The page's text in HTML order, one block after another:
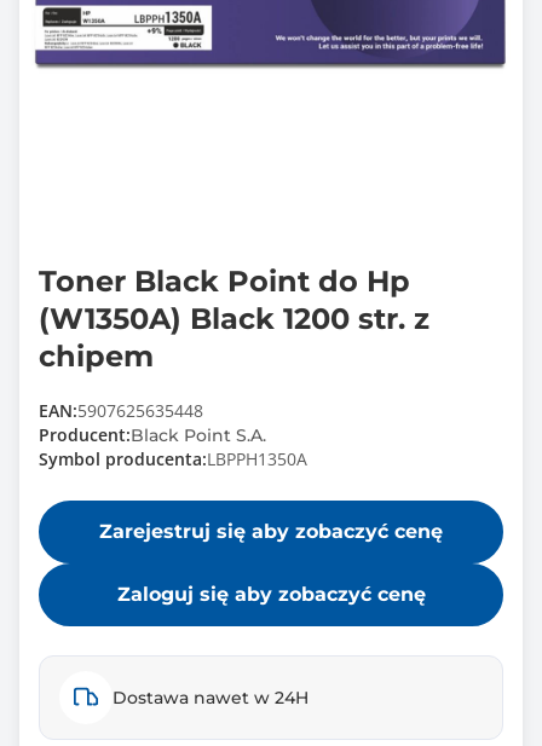
Toner Black Point do Hp
(W1350A) Black 1200 str. z
chipem
EAN:5907625635448
Producent:Black Point S.A.
Symbol producenta:LBPPH1350A
Zarejestruj się aby zobaczyć cenę
Zaloguj się aby zobaczyć cenę
Dostawa nawet w 24H